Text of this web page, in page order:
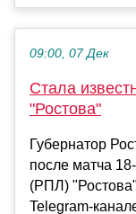
09:00, 07 Дек
Стала
"Ростова"
Губернатор
после матча
(РПЛ)
Telegram-